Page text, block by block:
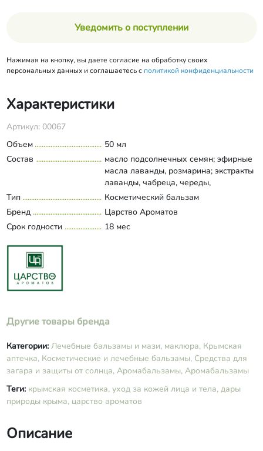
Уведомить о поступлении
Нажимая на кнопку, вы даете согласие на обработку своих
персональных данных и соглашаетесь с политикой конфиденциальности
Характеристики
Артикул: 00067
Объем
50 мл
Состав
масло подсолнечных семян; эфирные
масла лаванды, розмарина; экстракты
лаванды, чабреца, череды,
календулы, ромашки.
Развернуть состав
Тип
Косметический бальзам
Бренд
Царство Ароматов
Срок годности
18 мес
Другие товары бренда
Категории: Лечебные бальзамы и мази, маклюра, Крымская
аптечка, Косметические и лечебные бальзамы, Средства для
загара и защиты от солнца, Аромабальзамы, Аромабальзамы
Теги: крымская косметика, уход за кожей лица и тела, дары
природы крыма, царство ароматов
Описание